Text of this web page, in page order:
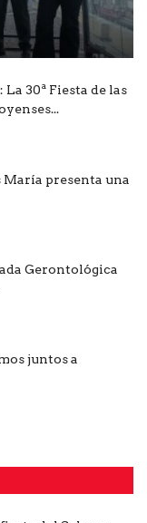
30ª Fiesta de las
María presenta una
Gerontológica
juntos a